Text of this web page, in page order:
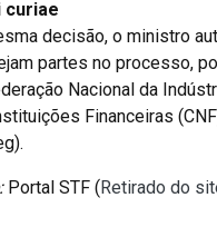
curiae
decisão, o ministro
partes no processo,
Nacional da
Financeiras
Portal STF (Retirado do